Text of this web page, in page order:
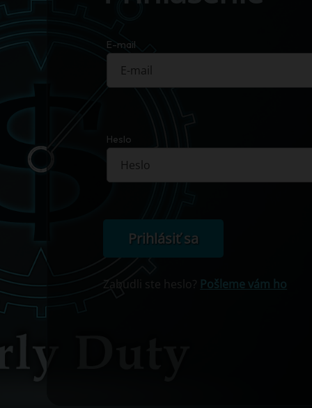
E-mail
Heslo
Prihlásiť sa
Zabudli ste heslo? Pošleme vám ho